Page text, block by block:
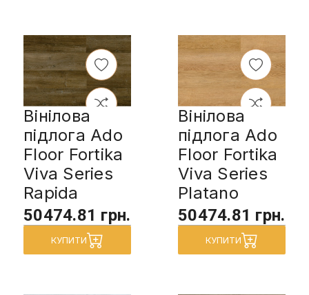
Вінілова
підлога Ado
Floor Fortika
Viva Series
Rapida
50474.81 грн.
КУПИТИ
Вінілова
підлога Ado
Floor Fortika
Viva Series
Platano
50474.81 грн.
КУПИТИ